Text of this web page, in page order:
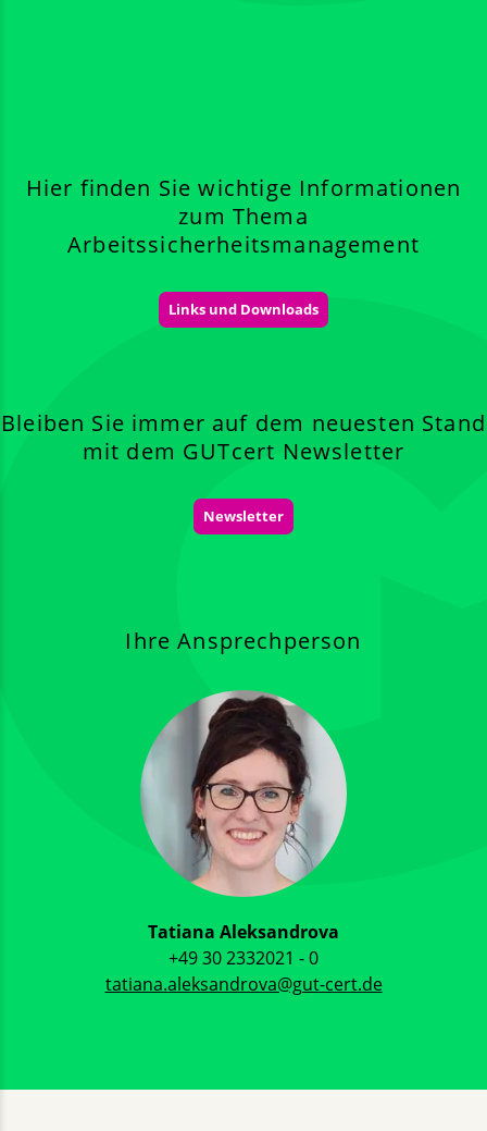
Hier finden Sie wichtige Informationen
zum Thema
Arbeitssicherheitsmanagement
Links und Downloads
Bleiben Sie immer auf dem neuesten Stand
mit dem GUTcert Newsletter
Newsletter
Ihre Ansprechperson
Tatiana Aleksandrova
+49 30 2332021 - 0
tatiana.aleksandrova@gut-cert.de